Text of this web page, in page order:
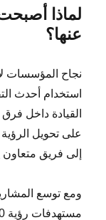
لماذا أصبحت
عنها؟
نجاح المؤسسات
استخدام أحدث
القيادة داخل
على تحويل
إلى فريق
ومع توسع